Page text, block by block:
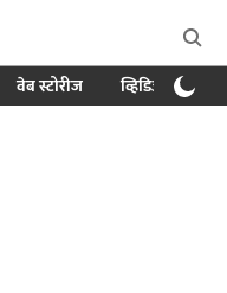
वेब स्टोरीज व्हिडिओ